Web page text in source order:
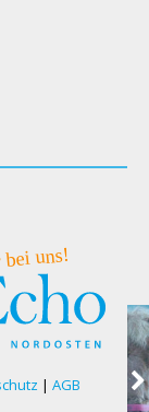
| AGB